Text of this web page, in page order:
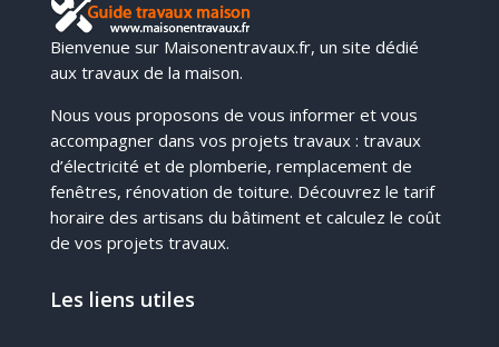
Bienvenue sur Maisonentravaux.fr, un site dédié
aux travaux de la maison.
Nous vous proposons de vous informer et vous
accompagner dans vos projets travaux : travaux
d’électricité et de plomberie, remplacement de
fenêtres, rénovation de toiture. Découvrez le tarif
horaire des artisans du bâtiment et calculez le coût
de vos projets travaux.
Les liens utiles